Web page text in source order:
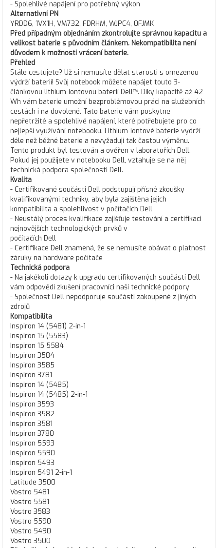
- Spolehlivé napájení pro potřebný výkon
Alternativní PN
YRDD6, 1VX1H, VM732, FDRHM, WJPC4, 0FJMK
Před případným objednáním zkontrolujte správnou kapacitu a
velikost baterie s původním článkem. Nekompatibilita není
důvodem k možnosti vrácení baterie.
Přehled
Stále cestujete? Už si nemusíte dělat starosti s omezenou
výdrží baterií! Svůj notebook můžete napájet touto 3-
článkovou lithium-iontovou baterií Dell™. Díky kapacitě až 42
Wh vám baterie umožní bezproblémovou práci na služebních
cestách i na dovolené. Tato baterie vám poskytne
nepřetržité a spolehlivé napájení, které potřebujete pro co
nejlepší využívání notebooku. Lithium-iontové baterie vydrží
déle než běžné baterie a nevyžadují tak častou výměnu.
Tento produkt byl testován a ověřen v laboratořích Dell.
Pokud jej použijete v notebooku Dell, vztahuje se na něj
technická podpora společnosti Dell.
Kvalita
- Certifikované součásti Dell podstupují přísné zkoušky
kvalifikovanými techniky, aby byla zajištěna jejich
kompatibilita a spolehlivost v počítačích Dell
- Neustálý proces kvalifikace zajišťuje testování a certifikaci
nejnovějších technologických prvků v
počítačích Dell
- Certifikace Dell znamená, že se nemusíte obávat o platnost
záruky na hardware počítače
Technická podpora
- Na jakékoli dotazy k upgradu certifikovaných součástí Dell
vám odpovědí zkušení pracovníci naší technické podpory
- Společnost Dell nepodporuje součásti zakoupené z jiných
zdrojů
Kompatibilita
Inspiron 14 (5481) 2-in-1
Inspiron 15 (5583)
Inspiron 15 5584
Inspiron 3584
Inspiron 3585
Inspiron 3781
Inspiron 14 (5485)
Inspiron 14 (5485) 2-in-1
Inspiron 3593
Inspiron 3582
Inspiron 3581
Inspiron 3780
Inspiron 5593
Inspiron 5590
Inspiron 5493
Inspiron 5491 2-in-1
Latitude 3500
Vostro 5481
Vostro 5581
Vostro 3583
Vostro 5590
Vostro 5490
Vostro 3500